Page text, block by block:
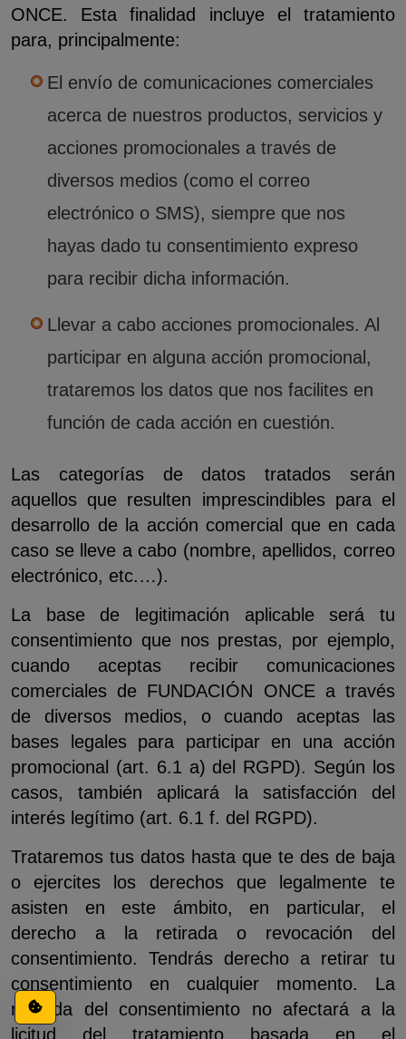
Configuración de cookies
ONCE. Esta finalidad incluye el tratamiento
para, principalmente:
El envío de comunicaciones comerciales
acerca de nuestros productos, servicios y
acciones promocionales a través de
diversos medios (como el correo
electrónico o SMS), siempre que nos
hayas dado tu consentimiento expreso
para recibir dicha información.
Llevar a cabo acciones promocionales. Al
participar en alguna acción promocional,
trataremos los datos que nos facilites en
función de cada acción en cuestión.
Las categorías de datos tratados serán
aquellos que resulten imprescindibles para el
desarrollo de la acción comercial que en cada
caso se lleve a cabo (nombre, apellidos, correo
electrónico, etc.…).
La base de legitimación aplicable será tu
consentimiento que nos prestas, por ejemplo,
cuando aceptas recibir comunicaciones
comerciales de FUNDACIÓN ONCE a través
de diversos medios, o cuando aceptas las
bases legales para participar en una acción
promocional (art. 6.1 a) del RGPD). Según los
casos, también aplicará la satisfacción del
interés legítimo (art. 6.1 f. del RGPD).
Trataremos tus datos hasta que te des de baja
o ejercites los derechos que legalmente te
asisten en este ámbito, en particular, el
derecho a la retirada o revocación del
consentimiento. Tendrás derecho a retirar tu
consentimiento en cualquier momento. La
retirada del consentimiento no afectará a la
licitud del tratamiento basada en el